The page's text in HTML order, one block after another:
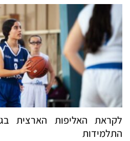
לקראת האליפות הארצית
התלמידות